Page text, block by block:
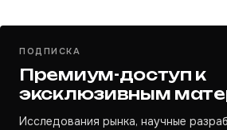
ПОДПИСКА
Премиум-доступ к
эксклюзивным
Исследования рынка, научные